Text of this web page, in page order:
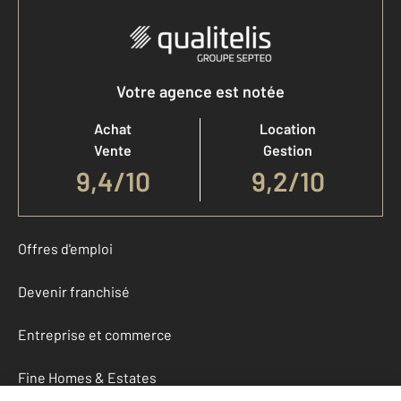
Votre agence est notée
Achat
Vente
9,4/10
Location
Gestion
9,2/10
Offres d'emploi
Devenir franchisé
Entreprise et commerce
Fine Homes & Estates